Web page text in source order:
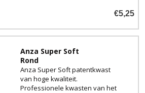
€5,25
Anza Super Soft
Rond
Anza Super Soft patentkwast
van hoge kwaliteit.
Professionele kwasten van het